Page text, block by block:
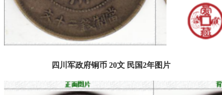
四川军政府铜币 20文 民国2年图片